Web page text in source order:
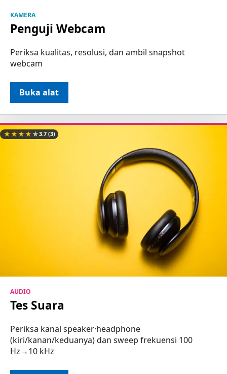
KAMERA
Penguji Webcam
Periksa kualitas, resolusi, dan ambil snapshot
webcam
Buka alat
★★★★★3.7(3)
AUDIO
Tes Suara
Periksa kanal speaker·headphone
(kiri/kanan/keduanya) dan sweep frekuensi 100
Hz→10 kHz